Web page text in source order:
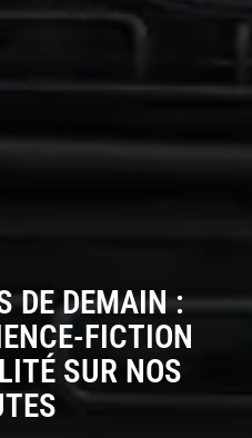
DE DEMAIN :
FICTION
SUR NOS